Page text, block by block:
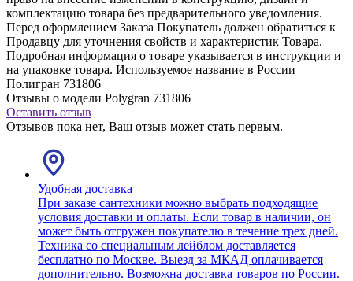
комплектацию товара без предварительного уведомления.
Перед оформлением Заказа Покупатель должен обратиться к
Продавцу для уточнения свойств и характеристик Товара.
Подробная информация о товаре указывается в инструкции и
на упаковке товара. Используемое название в России
Полигран 731806
Отзывы о модели Polygran 731806
Оставить отзыв
Отзывов пока нет, Ваш отзыв может стать первым.
Удобная доставка
При заказе сантехники можно выбрать подходящие
условия доставки и оплаты. Если товар в наличии, он
может быть отгружен покупателю в течение трех дней.
Техника со специальным лейблом доставляется
бесплатно по Москве. Выезд за МКАД оплачивается
дополнительно. Возможна доставка товаров по России.